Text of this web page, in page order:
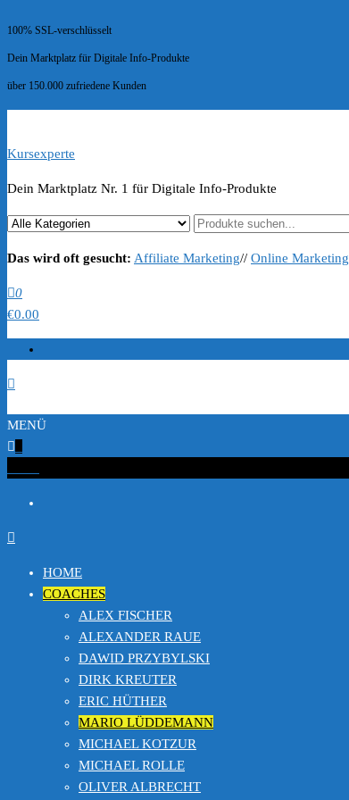
100% SSL-verschlüsselt
Dein Marktplatz für Digitale Info-Produkte
über 150.000 zufriedene Kunden
Kursexperte
Dein Marktplatz Nr. 1 für Digitale Info-Produkte
Das wird oft gesucht: Affiliate Marketing// Online Marketing
0
€0.00
MENÜ
HOME
COACHES
ALEX FISCHER
ALEXANDER RAUE
DAWID PRZYBYLSKI
DIRK KREUTER
ERIC HÜTHER
MARIO LÜDDEMANN
MICHAEL KOTZUR
MICHAEL ROLLE
OLIVER ALBRECHT